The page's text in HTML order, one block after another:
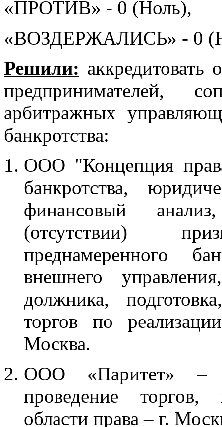
«ПРОТИВ» - 0 (Ноль),
«ВОЗДЕРЖАЛИСЬ» - 0
Решили: аккредитовать
предпринимателей,
арбитражных
банкротства:
ООО "Концепция
банкротства,
финансовый
(отсутствии)
преднамеренного
внешнего
должника,
торгов по
Москва.
ООО «Паритет» –
проведение торгов,
области права – г.